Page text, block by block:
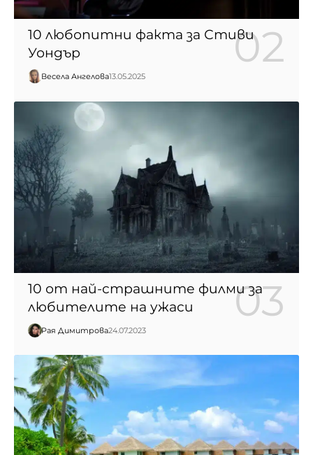
10 любопитни факта за Стиви
Уондър
Весела Ангелова13.05.2025
10 от най-страшните филми за
любителите на ужаси
Рая Димитрова24.07.2023